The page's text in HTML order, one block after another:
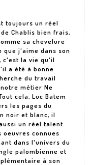
toujours un réel
Chablis bien frais,
sa chevelure
que j'aime dans son
c'est la vie qu'il
a été à bonne
du travail
métier Ne
cela, Luc Batem
les pages du
noir et blanc, il
un réel talent
connues
dans l'univers du
palombienne et
à son